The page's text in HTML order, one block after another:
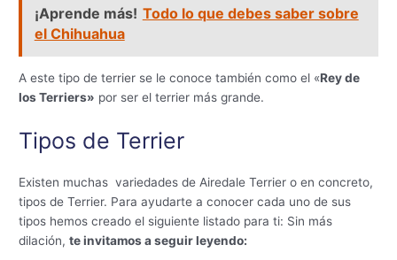
¡Aprende más! Todo lo que debes saber sobre
el Chihuahua
A este tipo de terrier se le conoce también como el «Rey de
los Terriers» por ser el terrier más grande.
Tipos de Terrier
Existen muchas variedades de Airedale Terrier o en concreto,
tipos de Terrier. Para ayudarte a conocer cada uno de sus
tipos hemos creado el siguiente listado para ti: Sin más
dilación,te invitamos a seguir leyendo: